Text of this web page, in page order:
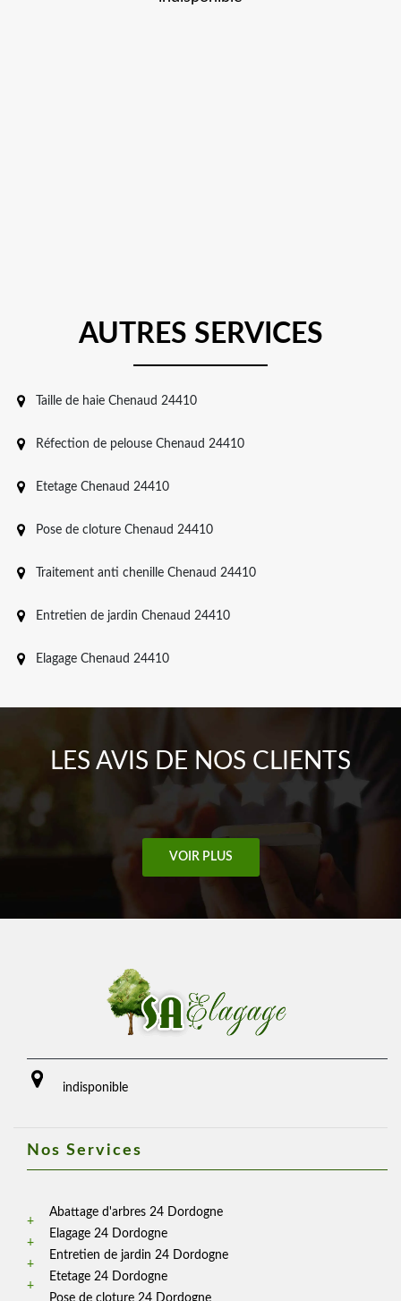
AUTRES SERVICES
Taille de haie Chenaud 24410
Réfection de pelouse Chenaud 24410
Etetage Chenaud 24410
Pose de cloture Chenaud 24410
Traitement anti chenille Chenaud 24410
Entretien de jardin Chenaud 24410
Elagage Chenaud 24410
LES AVIS DE NOS CLIENTS
VOIR PLUS
indisponible
Nos Services
Abattage d'arbres 24 Dordogne
Elagage 24 Dordogne
Entretien de jardin 24 Dordogne
Etetage 24 Dordogne